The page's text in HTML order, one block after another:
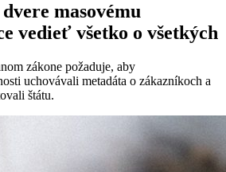
masovému
vedieť všetko o všetkých
zákone požaduje, aby
uchovávali metadáta o zákazníkoch a
štátu.